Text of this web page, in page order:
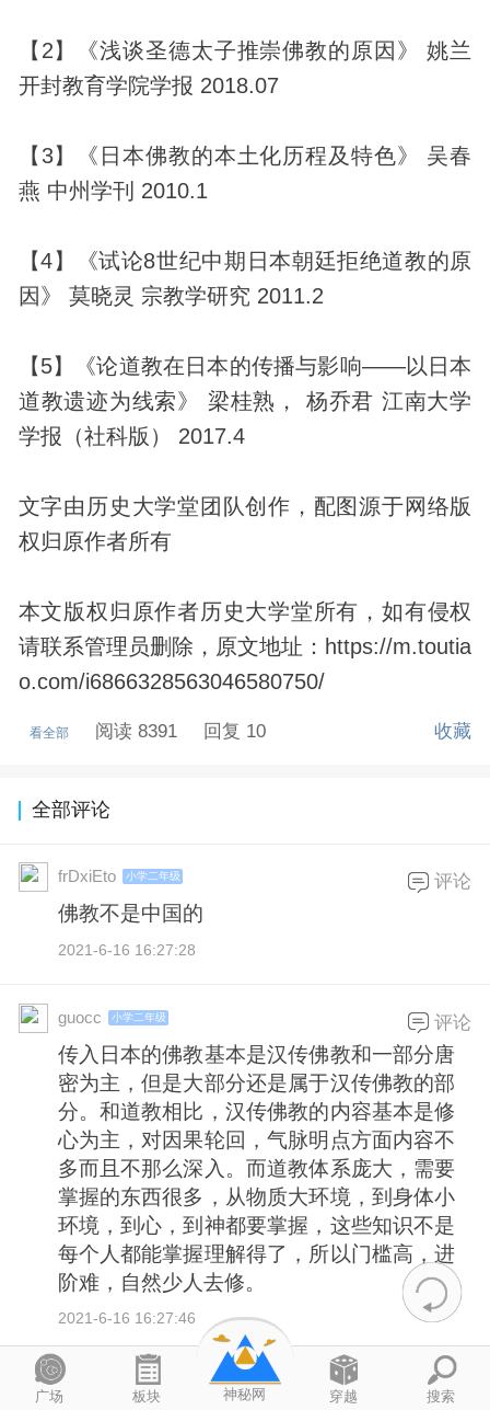
【2】《浅谈圣德太子推崇佛教的原因》 姚兰
开封教育学院学报 2018.07
【3】《日本佛教的本土化历程及特色》 吴春
燕 中州学刊 2010.1
【4】《试论8世纪中期日本朝廷拒绝道教的原
因》 莫晓灵 宗教学研究 2011.2
【5】《论道教在日本的传播与影响——以日本
道教遗迹为线索》 梁桂熟， 杨乔君 江南大学
学报（社科版） 2017.4
文字由历史大学堂团队创作，配图源于网络版
权归原作者所有
本文版权归原作者历史大学堂所有，如有侵权
请联系管理员删除，原文地址：https://m.toutia
o.com/i6866328563046580750/
看全部 阅读 8391 回复 10 收藏
全部评论
frDxiEto 小学二年级
佛教不是中国的
2021-6-16 16:27:28
评论
guocc 小学二年级
传入日本的佛教基本是汉传佛教和一部分唐
密为主，但是大部分还是属于汉传佛教的部
分。和道教相比，汉传佛教的内容基本是修
心为主，对因果轮回，气脉明点方面内容不
多而且不那么深入。而道教体系庞大，需要
掌握的东西很多，从物质大环境，到身体小
环境，到心，到神都要掌握，这些知识不是
每个人都能掌握理解得了，所以门槛高，进
阶难，自然少人去修。
2021-6-16 16:27:46
评论
ivkoluc 小学二年级 评论
广场 板块 神秘网 穿越 搜索